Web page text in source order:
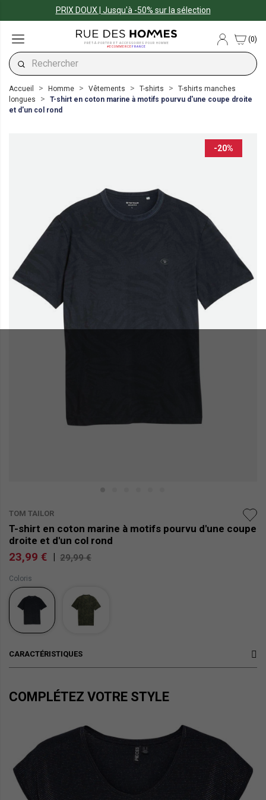
PRIX DOUX | Jusqu'à -50% sur la sélection
PRÊT-À-PORTER ET ACCESSOIRES POUR HOMME
#ECOMMERCEFRANCE
(0)
Accueil Homme Vêtements T-shirts
T-shirts manches
longues
T-shirt en coton marine à motifs pourvu d'une coupe droite
et d'un col rond
-20%
TOM TAILOR
T-shirt en coton marine à motifs pourvu d'une coupe
droite et d'un col rond
23,99 € 29,99 €
Coloris
CARACTÉRISTIQUES
COMPLÉTEZ VOTRE STYLE